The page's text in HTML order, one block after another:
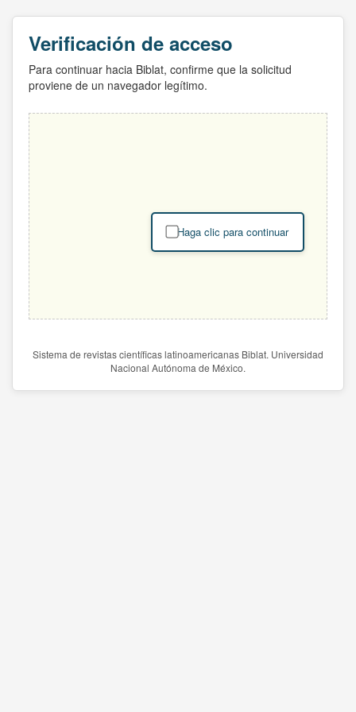
Verificación de acceso
Para continuar hacia Biblat, confirme que la solicitud
proviene de un navegador legítimo.
Haga clic para continuar
Sistema de revistas científicas latinoamericanas Biblat. Universidad
Nacional Autónoma de México.